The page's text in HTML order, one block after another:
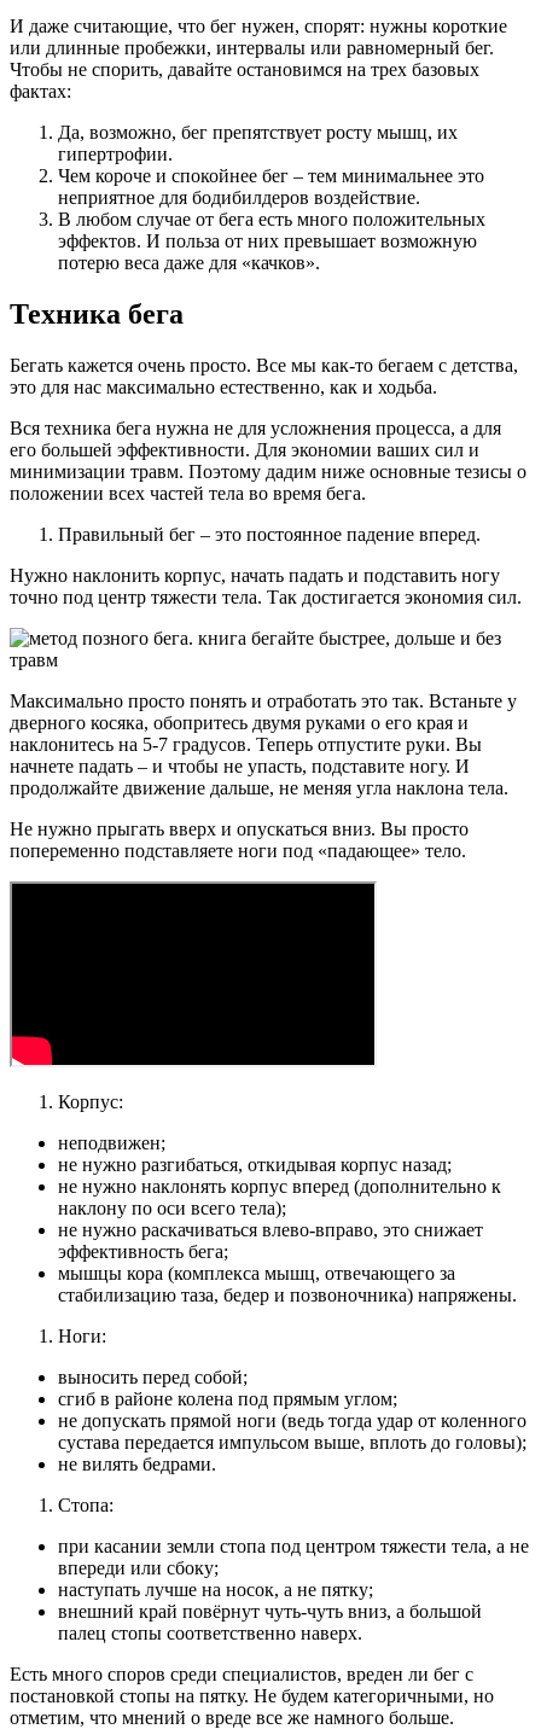
И даже считающие, что бег нужен, спорят: нужны короткие
или длинные пробежки, интервалы или равномерный бег.
Чтобы не спорить, давайте остановимся на трех базовых
фактах:
Да, возможно, бег препятствует росту мышц, их
гипертрофии.
Чем короче и спокойнее бег – тем минимальнее это
неприятное для бодибилдеров воздействие.
В любом случае от бега есть много положительных
эффектов. И польза от них превышает возможную
потерю веса даже для «качков».
Техника бега
Бегать кажется очень просто. Все мы как-то бегаем с детства,
это для нас максимально естественно, как и ходьба.
Вся техника бега нужна не для усложнения процесса, а для
его большей эффективности. Для экономии ваших сил и
минимизации травм. Поэтому дадим ниже основные тезисы о
положении всех частей тела во время бега.
Правильный бег – это постоянное падение вперед.
Нужно наклонить корпус, начать падать и подставить ногу
точно под центр тяжести тела. Так достигается экономия сил.
Максимально просто понять и отработать это так. Встаньте у
дверного косяка, обопритесь двумя руками о его края и
наклонитесь на 5-7 градусов. Теперь отпустите руки. Вы
начнете падать – и чтобы не упасть, подставите ногу. И
продолжайте движение дальше, не меняя угла наклона тела.
Не нужно прыгать вверх и опускаться вниз. Вы просто
попеременно подставляете ноги под «падающее» тело.
Корпус:
неподвижен;
не нужно разгибаться, откидывая корпус назад;
не нужно наклонять корпус вперед (дополнительно к
наклону по оси всего тела);
не нужно раскачиваться влево-вправо, это снижает
эффективность бега;
мышцы кора (комплекса мышц, отвечающего за
стабилизацию таза, бедер и позвоночника) напряжены.
Ноги:
выносить перед собой;
сгиб в районе колена под прямым углом;
не допускать прямой ноги (ведь тогда удар от коленного
сустава передается импульсом выше, вплоть до головы);
не вилять бедрами.
Стопа:
при касании земли стопа под центром тяжести тела, а не
впереди или сбоку;
наступать лучше на носок, а не пятку;
внешний край повёрнут чуть-чуть вниз, а большой
палец стопы соответственно наверх.
Есть много споров среди специалистов, вреден ли бег с
постановкой стопы на пятку. Не будем категоричными, но
отметим, что мнений о вреде все же намного больше.